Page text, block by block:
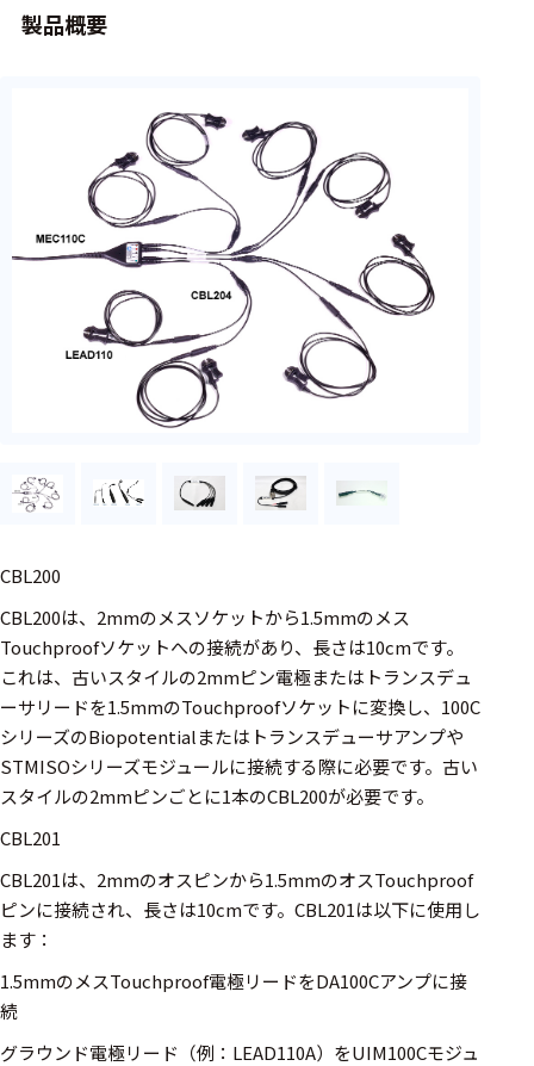
コネクタ
インター
フェース
テレメー
タ
スイッチ
センサ・信号処
センサ
フィルタ
ソフトウ
ェア
測定・計測関連
機器
ゴニオメ
アイトラ
プローブ
製品概要
CBL200
CBL200は、2mmのメスソケットから1.5mmのメス
Touchproofソケットへの接続があり、長さは10cmです。
これは、古いスタイルの2mmピン電極またはトランスデュ
ーサリードを1.5mmのTouchproofソケットに変換し、100C
シリーズのBiopotentialまたはトランスデューサアンプや
STMISOシリーズモジュールに接続する際に必要です。古い
スタイルの2mmピンごとに1本のCBL200が必要です。
CBL201
CBL201は、2mmのオスピンから1.5mmのオスTouchproof
ピンに接続され、長さは10cmです。CBL201は以下に使用し
ます：
1.5mmのメスTouchproof電極リードをDA100Cアンプに接
続
グラウンド電極リード（例：LEAD110A）をUIM100Cモジュ